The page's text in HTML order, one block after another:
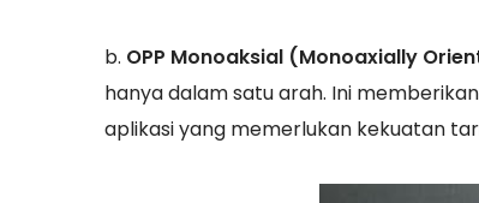
b. OPP Monoaksial (Monoaxially
hanya dalam satu arah. Ini
aplikasi yang memerlukan kekuatan